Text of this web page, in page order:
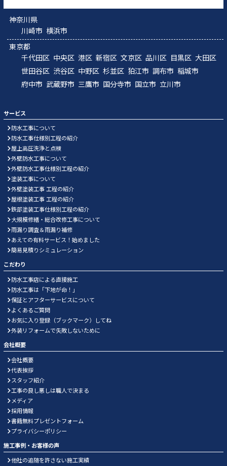
神奈川県
川崎市 横浜市
東京都
千代田区 中央区 港区 新宿区 文京区 品川区 目黒区 大田区
世田谷区 渋谷区 中野区 杉並区 狛江市 調布市 稲城市
府中市 武蔵野市 三鷹市 国分寺市 国立市 立川市
サービス
防水工事について
防水工事仕様別工程の紹介
屋上高圧洗浄と点検
外壁防水工事について
外壁防水工事仕様別工程の紹介
塗装工事について
外壁塗装工事 工程の紹介
屋根塗装工事 工程の紹介
鉄部塗装工事仕様別工程の紹介
大規模修繕・総合改修工事について
雨漏り調査＆雨漏り補修
あえての有料サービス！始めました
簡易見積りシミュレーション
こだわり
防水工事店による直接施工
防水工事は「下地が命！」
保証とアフターサービスについて
よくあるご質問
お気に入り登録（ブックマーク）してね
外装リフォームで失敗しないために
会社概要
会社概要
代表挨拶
スタッフ紹介
工事の良し悪しは職人で決まる
メディア
採用情報
書籍無料プレゼントフォーム
プライバシーポリシー
施工事例・お客様の声
他社の追随を許さない施工実績